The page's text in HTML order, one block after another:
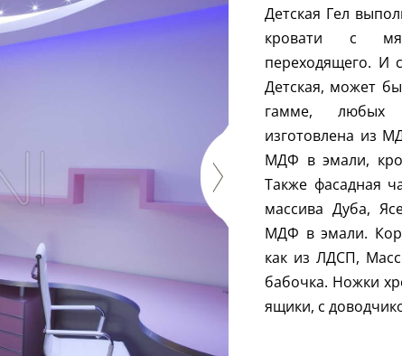
Детская Гел
кровати с
переходящего. И
Детская, может
гамме, любых
изготовлена из
МДФ в эмали,
Также фасадная
массива Дуба,
МДФ в эмали.
как из ЛДСП,
бабочка. Ножки
ящики, с